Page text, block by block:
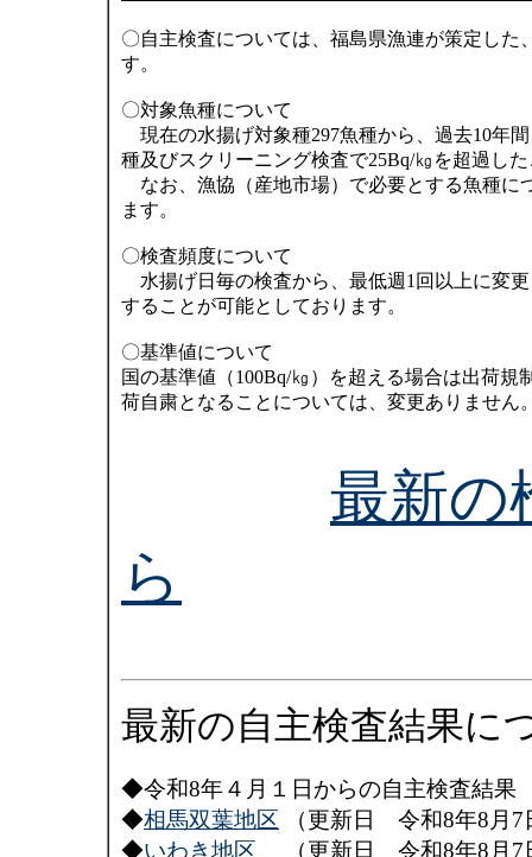
〇自主検査については、福島県漁連が策定した
す。
〇対象魚種について
現在の水揚げ対象種297魚種から、過去10年
種及びスクリーニング検査で25Bq/㎏を超過し
なお、漁協（産地市場）で必要とする魚種に
ます。
〇検査頻度について
水揚げ日毎の検査から、最低週1回以上に変
することが可能としております。
〇基準値について
国の基準値（100Bq/㎏）を超える場合は出荷
荷自粛となることについては、変更ありません
最新の
ら
最新の自主検査結果に
◆令和8年４月１日からの自主検査結果
◆相馬双葉地区 （更新日 令和8年8月7
◆いわき地区 （更新日 令和8年8月7